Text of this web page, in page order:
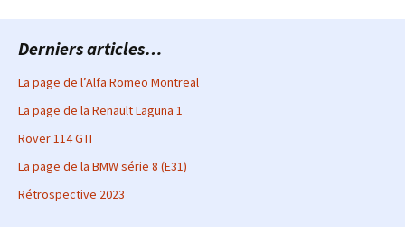
Derniers articles…
La page de l’Alfa Romeo Montreal
La page de la Renault Laguna 1
Rover 114 GTI
La page de la BMW série 8 (E31)
Rétrospective 2023